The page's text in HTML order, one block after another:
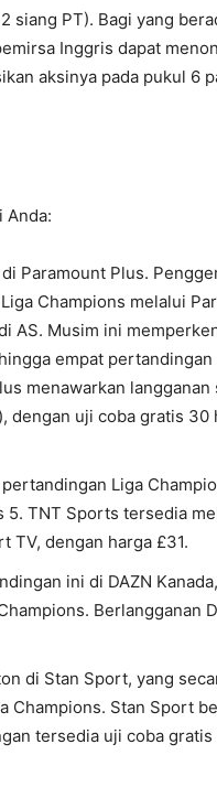
siang PT). Bagi yang
Inggris dapat
aksinya pada pukul 6
Anda:
Paramount Plus.
Champions melalui
AS. Musim ini
empat pertandingan
menawarkan langganan
dengan uji coba gratis 30
Liga
TNT Sports tersedia
TV, dengan harga £31.
ini di DAZN
Berlangganan
di Stan Sport, yang
Champions. Stan Sport
tersedia uji coba gratis